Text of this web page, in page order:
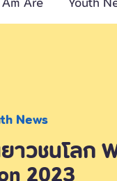
News
าวชนโลก